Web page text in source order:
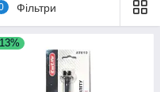
Фільтри